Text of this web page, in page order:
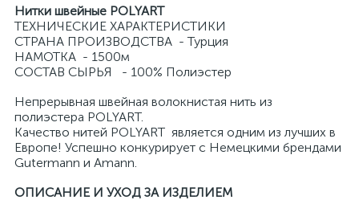
Нитки швейные POLYART
ТЕХНИЧЕСКИЕ ХАРАКТЕРИСТИКИ
СТРАНА ПРОИЗВОДСТВА - Турция
НАМОТКА - 1500м
СОСТАВ СЫРЬЯ - 100% Полиэстер
Непрерывная швейная волокнистая нить из
полиэстера POLYART.
Качество нитей POLYART является одним из лучших в
Европе! Успешно конкурирует с Немецкими брендами
Gutermann и Amann.
ОПИСАНИЕ И УХОД ЗА ИЗДЕЛИЕМ